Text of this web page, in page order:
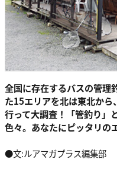
全国に存在するバスの管理
た15エリアを北は東北から
行って大調査！「管釣り」
色々。あなたにピッタリの
●文:ルアマガプラス編集部